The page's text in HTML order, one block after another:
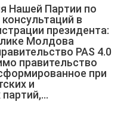
Нашей Партии по
в
президента:
Молдова
PAS 4.0
правительство
при
и